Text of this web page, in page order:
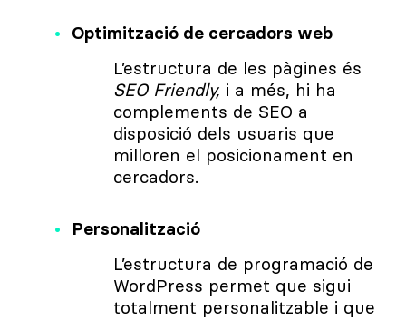
Optimització de cercadors web
L’estructura de les pàgines és
SEO Friendly, i a més, hi ha
complements de SEO a
disposició dels usuaris que
milloren el posicionament en
cercadors.
Personalització
L’estructura de programació de
WordPress permet que sigui
totalment personalitzable i que